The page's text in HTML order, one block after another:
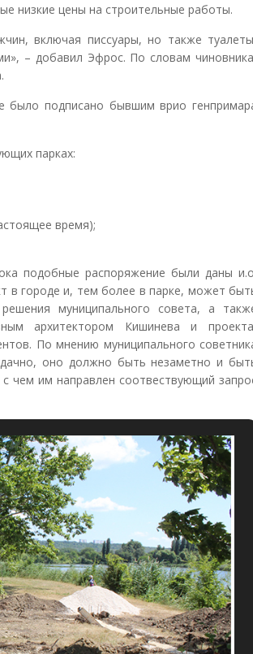
низкие цены на строительные работы.
включая писсуары, но также
– добавил Эфрос. По словам
было подписано бывшим врио
парках:
время);
подобные распоряжение были даны
в городе и, тем более в парке, может
муниципального совета, а
архитектором Кишинева и
По мнению муниципального
оно должно быть незаметно и
чем им направлен соотвествующий